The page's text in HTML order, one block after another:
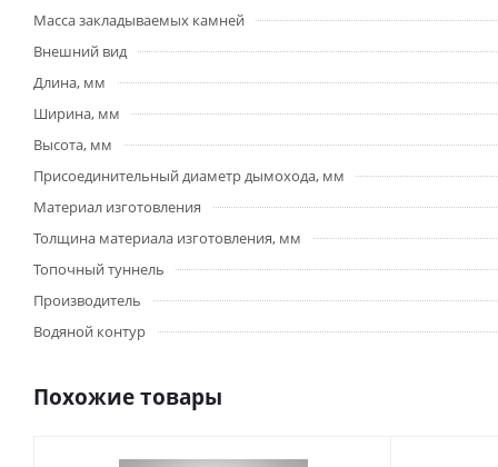
Масса закладываемых камней
Внешний вид
Длина, мм
Ширина, мм
Высота, мм
Присоединительный диаметр дымохода, мм
Материал изготовления
Толщина материала изготовления, мм
Топочный туннель
Производитель
Водяной контур
Похожие товары